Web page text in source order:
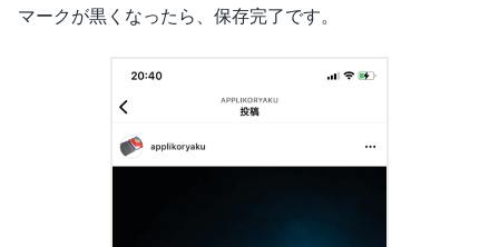
マークが黒くなったら、保存完了です。